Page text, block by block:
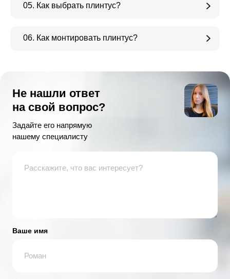
05. Как выбрать плинтус?
06. Как монтировать плинтус?
Не нашли ответ
на свой вопрос?
Задайте его напрямую
нашему специалисту
Ваше имя